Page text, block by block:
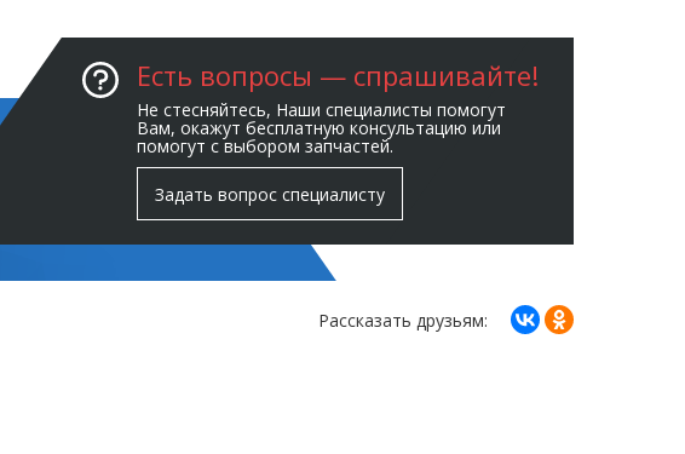
Есть вопросы — спрашивайте!
Не стесняйтесь, Наши специалисты помогут
Вам, окажут бесплатную консультацию или
помогут с выбором запчастей.
Задать вопрос специалисту
Рассказать друзьям: